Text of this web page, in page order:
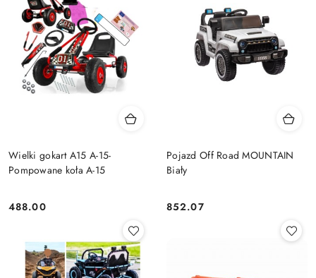
Wielki gokart A15 A-15-
Pompowane koła A-15
Cena:
488.00
Pojazd Off Road MOUNTAIN
Biały
Cena:
852.07